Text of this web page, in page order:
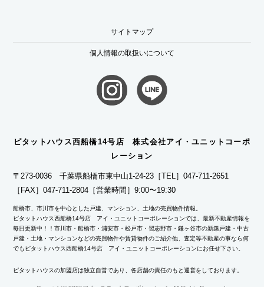
サイトマップ
個人情報の取扱いについて
ピタットハウス西船橋14号店 株式会社アイ・ユニットコーポ
レーション
〒273-0036 千葉県船橋市東中山1-24-23 ［TEL］047-711-2651
［FAX］047-711-2804 ［営業時間］9:00〜19:30
船橋市、市川市を中心とした戸建、マンション、土地の売買物件情報。
ピタットハウス西船橋14号店 アイ・ユニットコーポレーションでは、最新不動産情報を
毎日更新中！！市川市・船橋市・浦安市・松戸市・習志野市・鎌ヶ谷市の新築戸建・中古
戸建・土地・マンションなどの売買物件や賃貸物件のご紹介他、査定等不動産の事なら何
でもピタットハウス西船橋14号店 アイ・ユニットコーポレーションにお任せ下さい。
ピタットハウスの加盟店は独立自営であり、各店舗の責任のもと運営をしております。